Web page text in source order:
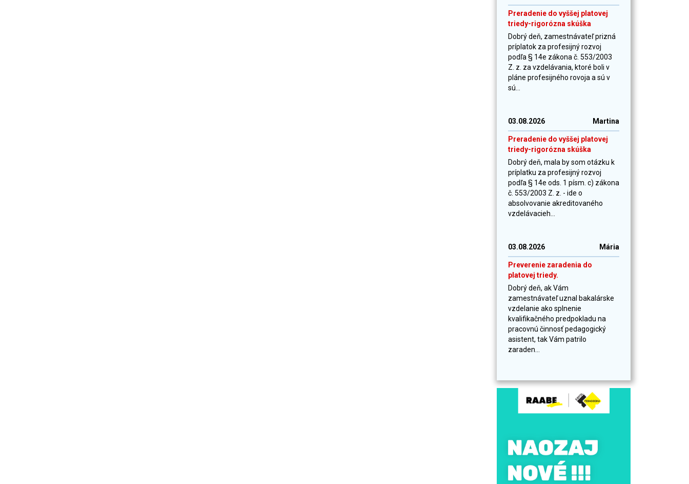
Preradenie do vyššej platovej
triedy-rigorózna skúška
Dobrý deň, zamestnávateľ prizná
príplatok za profesijný rozvoj
podľa § 14e zákona č. 553/2003
Z. z. za vzdelávania, ktoré boli v
pláne profesijného rovoja a sú v
sú...
03.08.2026 Martina
Preradenie do vyššej platovej
triedy-rigorózna skúška
Dobrý deň, mala by som otázku k
príplatku za profesijný rozvoj
podľa § 14e ods. 1 písm. c) zákona
č. 553/2003 Z. z. - ide o
absolvovanie akreditovaného
vzdelávacieh...
03.08.2026 Mária
Preverenie zaradenia do
platovej triedy.
Dobrý deň, ak Vám
zamestnávateľ uznal bakalárske
vzdelanie ako splnenie
kvalifikačného predpokladu na
pracovnú činnosť pedagogický
asistent, tak Vám patrilo
zaraden...